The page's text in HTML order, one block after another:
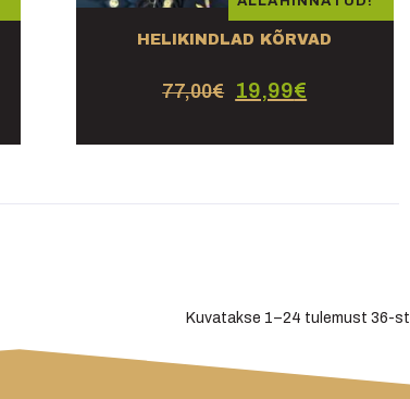
HELIKINDLAD KÕRVAD
77,00€ 19,99€
Kuvatakse 1–24 tulemust 36-st